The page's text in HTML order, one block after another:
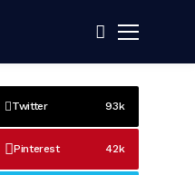
Twitter 93k
Pinterest 42k